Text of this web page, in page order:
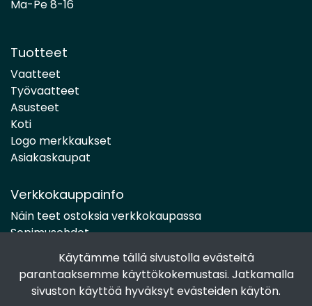
Käytämme tällä sivustolla evästeitä
parantaaksemme käyttökokemustasi. Jatkamalla
sivuston käyttöä hyväksyt evästeiden käytön.
Ma-Pe 8-16
Tuotteet
Vaatteet
Työvaatteet
Asusteet
Koti
Logo merkkaukset
Asiakaskaupat
Verkkokauppainfo
Näin teet ostoksia verkkokaupassa
Sopimusehdot
Toimitustavat
Maksutavat
Tietosuojaseloste